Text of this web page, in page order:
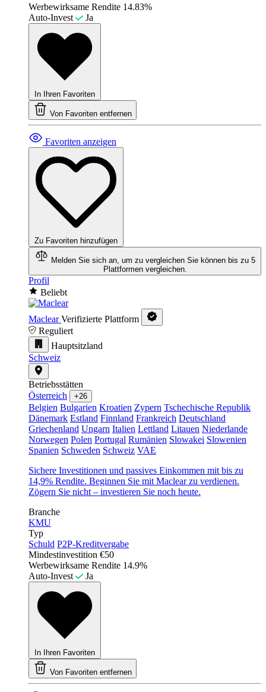
Werbewirksame Rendite 14.83%
Auto-Invest
Ja
In Ihren Favoriten
Von Favoriten entfernen
Favoriten anzeigen
Zu Favoriten hinzufügen
Melden Sie sich an, um zu vergleichen Sie können bis zu 5
Plattformen vergleichen.
Profil
Beliebt
Maclear Verifizierte Plattform
Reguliert
Hauptsitzland
Schweiz
Betriebsstätten
Österreich
+26
Belgien Bulgarien Kroatien Zypern Tschechische Republik
Dänemark Estland Finnland Frankreich Deutschland
Griechenland Ungarn Italien Lettland Litauen Niederlande
Norwegen Polen Portugal Rumänien Slowakei Slowenien
Spanien Schweden Schweiz VAE
Sichere Investitionen und passives Einkommen mit bis zu
14,9% Rendite. Beginnen Sie mit Maclear zu verdienen.
Zögern Sie nicht – investieren Sie noch heute.
Branche
KMU
Typ
Schuld P2P-Kreditvergabe
Mindestinvestition €50
Werbewirksame Rendite 14.9%
Auto-Invest
Ja
In Ihren Favoriten
Von Favoriten entfernen